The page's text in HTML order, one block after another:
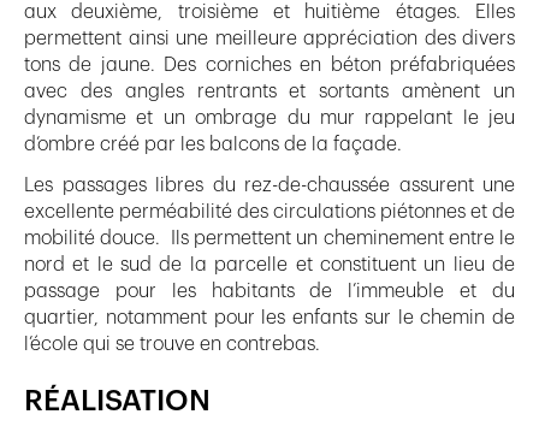
aux deuxième, troisième et huitième étages. Elles
permettent ainsi une meilleure appréciation des divers
tons de jaune. Des corniches en béton préfabriquées
avec des angles rentrants et sortants amènent un
dynamisme et un ombrage du mur rappelant le jeu
d’ombre créé par les balcons de la façade.
Les passages libres du rez-de-chaussée assurent une
excellente perméabilité des circulations piétonnes et de
mobilité douce. Ils permettent un cheminement entre le
nord et le sud de la parcelle et constituent un lieu de
passage pour les habitants de l’immeuble et du
quartier, notamment pour les enfants sur le chemin de
l’école qui se trouve en contrebas.
RÉALISATION